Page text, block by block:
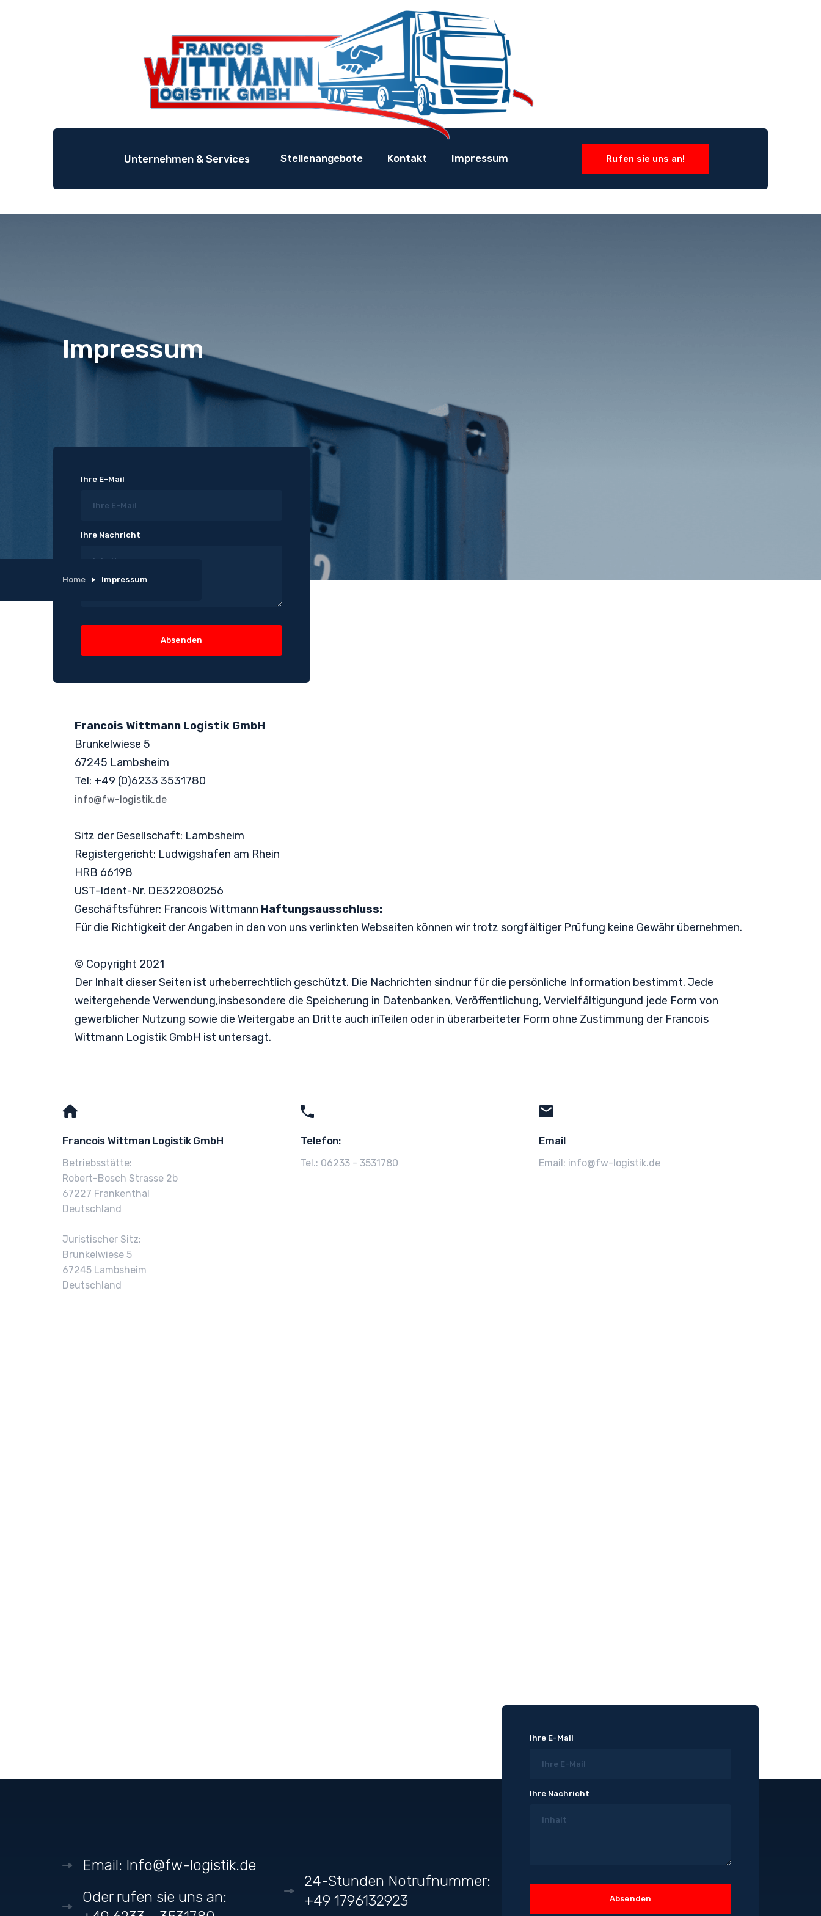
Unternehmen & Services Stellenangebote Kontakt Impressum Rufen sie uns an!
Impressum
Ihre E-Mail
Ihre Nachricht
Home Impressum
Francois Wittmann Logistik GmbH
Brunkelwiese 5
67245 Lambsheim
Tel: +49 (0)6233 3531780
info@fw-logistik.de
Sitz der Gesellschaft: Lambsheim
Registergericht: Ludwigshafen am Rhein
HRB 66198
UST-Ident-Nr. DE322080256
Geschäftsführer: Francois Wittmann Haftungsausschluss:
Für die Richtigkeit der Angaben in den von uns verlinkten Webseiten können wir trotz sorgfältiger Prüfung keine Gewähr übernehmen.
© Copyright 2021
Der Inhalt dieser Seiten ist urheberrechtlich geschützt. Die Nachrichten sindnur für die persönliche Information bestimmt. Jede
weitergehende Verwendung,insbesondere die Speicherung in Datenbanken, Veröffentlichung, Vervielfältigungund jede Form von
gewerblicher Nutzung sowie die Weitergabe an Dritte auch inTeilen oder in überarbeiteter Form ohne Zustimmung der Francois
Wittmann Logistik GmbH ist untersagt.
Francois Wittman Logistik GmbH
Betriebsstätte:
Robert-Bosch Strasse 2b
67227 Frankenthal
Deutschland
Juristischer Sitz:
Brunkelwiese 5
67245 Lambsheim
Deutschland
Telefon:
Tel.: 06233 - 3531780
Email
Email: info@fw-logistik.de
Email: Info@fw-logistik.de
Oder rufen sie uns an:
24-Stunden Notrufnummer:
+49 1796132923
Ihre E-Mail
Ihre Nachricht